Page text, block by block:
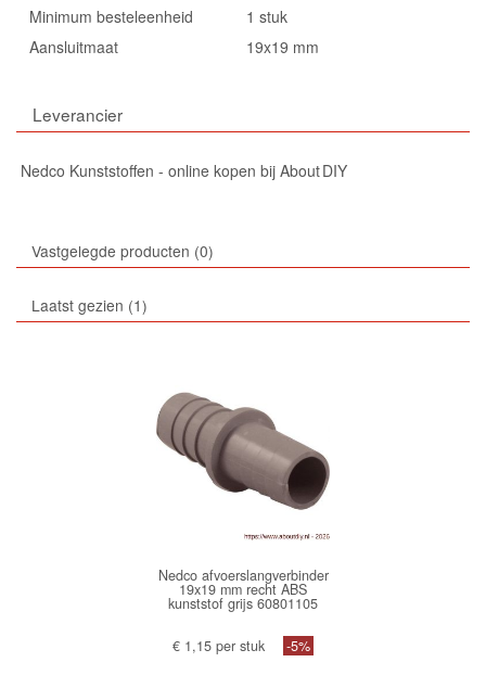
Minimum besteleenheid
1 stuk
Aansluitmaat
19x19 mm
Leverancier
Nedco Kunststoffen - online kopen bij About DIY
Vastgelegde producten 0
Laatst gezien 1
Nedco afvoerslangverbinder
19x19 mm recht ABS
kunststof grijs 60801105
€ 1,15 per stuk -5%